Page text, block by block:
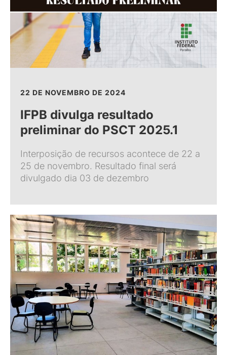
22 DE NOVEMBRO DE 2024
IFPB divulga resultado
preliminar do PSCT 2025.1
Interposição de recursos acontece de 22 a
25 de novembro. Resultado final será
divulgado dia 03 de dezembro